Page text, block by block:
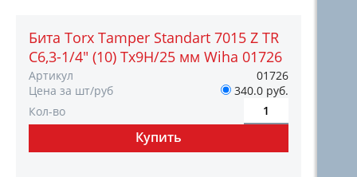
Бита Torx Tamper Standart 7015 Z TR
C6,3-1/4" (10) Tх9H/25 мм Wiha 01726
Артикул
01726
Цена за шт/руб
340.0 руб.
Кол-во